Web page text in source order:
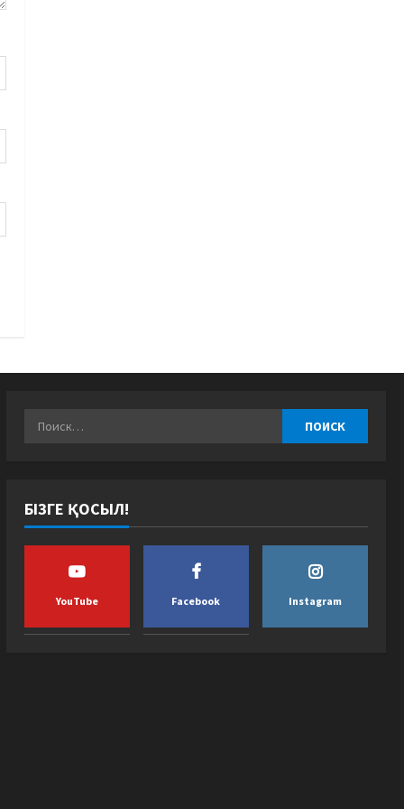
БІЗГЕ ҚОСЫЛ!
YouTube Facebook Instagram